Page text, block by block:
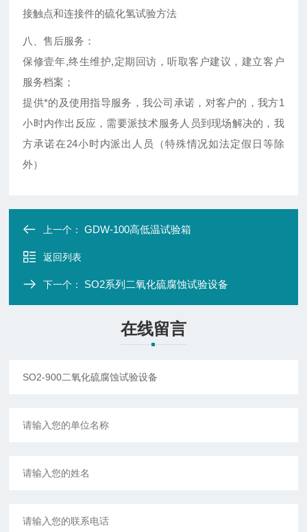
接触点和连接件的硫化氢试验方法
八、售后服务：
保修壹年,终生维护,定期回访，听取客户建议，建立客户
服务档案；
提供*的及使用指导服务，我公司承诺，对客户的，我方1
小时内作出反应，需要派技术服务人员到现场解决的，我
方承诺在24小时内派出人员（特殊情况如法定假日等除
外）
上一个：GDW-100高低温试验箱
返回列表
下一个： SO2系列二氧化硫腐蚀试验设备
在线留言